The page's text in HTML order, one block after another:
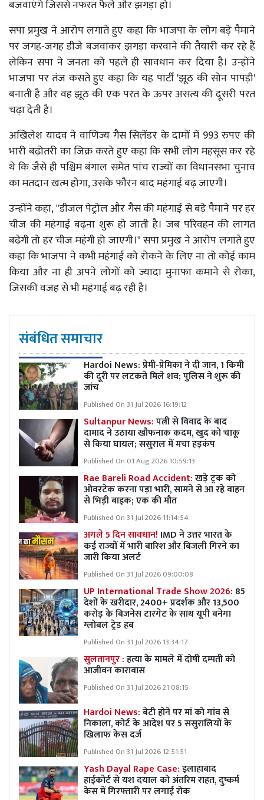
बजवाएंगे जिससे नफरत फैले और झगड़ा हो।
सपा प्रमुख ने आरोप लगाते हुए कहा कि भाजपा के लोग बड़े पैमाने
पर जगह-जगह डीजे बजवाकर झगड़ा करवाने की तैयारी कर रहे हैं
लेकिन सपा ने जनता को पहले ही सावधान कर दिया है। उन्होंने
भाजपा पर तंज कसते हुए कहा कि यह पार्टी 'झूठ की सोन पापड़ी'
बनाती है और वह झूठ की एक परत के ऊपर असत्य की दूसरी परत
चढ़ा देती है।
अखिलेश यादव ने वाणिज्य गैस सिलेंडर के दामों में 993 रुपए की
भारी बढ़ोतरी का जिक्र करते हुए कहा कि सभी लोग महसूस कर रहे
थे कि जैसे ही पश्चिम बंगाल समेत पांच राज्यों का विधानसभा चुनाव
का मतदान खत्म होगा, उसके फौरन बाद महंगाई बढ़ जाएगी।
उन्होंने कहा, "डीजल पेट्रोल और गैस की महंगाई से बड़े पैमाने पर हर
चीज की महंगाई बढ़ना शुरू हो जाती है। जब परिवहन की लागत
बढ़ेगी तो हर चीज महंगी हो जाएगी।" सपा प्रमुख ने आरोप लगाते हुए
कहा कि भाजपा ने कभी महंगाई को रोकने के लिए ना तो कोई काम
किया और ना ही अपने लोगों को ज्यादा मुनाफा कमाने से रोका,
जिसकी वजह से भी महंगाई बढ़ रही है।
संबंधित समाचार
Hardoi News: प्रेमी-प्रेमिका ने दी जान, 1 किमी
की दूरी पर लटकते मिले शव; पुलिस ने शुरू की
जांच
Published On 31 Jul 2026 16:19:12
Sultanpur News:पत्नी से विवाद के बाद
दामाद ने उठाया खौफनाक कदम, खुद को चाकू
से किया घायल; ससुराल में मचा हड़कंप
Published On 01 Aug 2026 10:59:13
Rae Bareli Road Accident:खड़े ट्रक को
ओवरटेक करना पड़ा भारी, सामने से आ रहे वाहन
से भिड़ी बाइक; एक की मौत
Published On 31 Jul 2026 11:14:54
अगले 5 दिन सावधान! IMD ने उत्तर भारत के
कई राज्यों में भारी बारिश और बिजली गिरने का
जारी किया अलर्ट
Published On 31 Jul 2026 09:00:08
UP International Trade Show 2026: 85
देशों के खरीदार, 2400+ प्रदर्शक और 13,500
करोड़ के बिजनेस टारगेट के साथ यूपी बनेगा
ग्लोबल ट्रेड हब
Published On 31 Jul 2026 13:34:17
सुलतानपुर :हत्या के मामले में दोषी दम्पती को
आजीवन कारावास
Published On 31 Jul 2026 21:08:15
Hardoi News:बेटी होने पर मां को गांव से
निकाला, कोर्ट के आदेश पर 5 ससुरालियों के
खिलाफ केस दर्ज
Published On 31 Jul 2026 12:51:51
Yash Dayal Rape Case:इलाहाबाद
हाईकोर्ट से यश दयाल को अंतरिम राहत, दुष्कर्म
केस में गिरफ्तारी पर लगाई रोक